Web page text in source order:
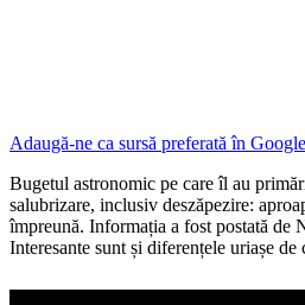
Adaugă-ne ca sursă preferată în Google
Bugetul astronomic pe care îl au
salubrizare, inclusiv deszăpezire:
împreună. Informația a fost postată de
Interesante sunt și diferențele uriașe de